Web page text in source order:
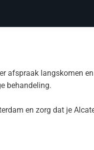
afspraak langskomen
behandeling.
en zorg dat je